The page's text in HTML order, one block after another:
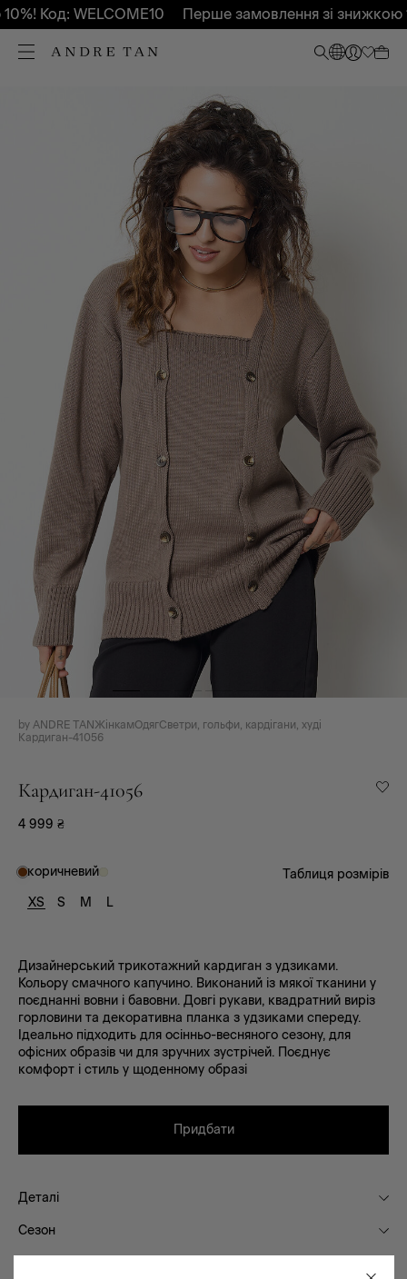
Код: WELCOME10 Перше замовлення зі знижкою
by ANDRE TANЖінкамОдягСветри, гольфи, кардігани, худі
Кардиган-41056
Кардиган-41056
4 999 ₴
коричневий
XS
S M L
Таблиця розмірів
Дизайнерський трикотажний кардиган з удзиками.
Кольору смачного капучино. Виконаний із мякої тканини у
поєднанні вовни і бавовни. Довгі рукави, квадратний виріз
горловини та декоративна планка з удзиками спереду.
Ідеально підходить для осінньо-весняного сезону, для
офісних образів чи для зручних зустрічей. Поєднує
комфорт і стиль у щоденному образі
Придбати
Деталі
Сезон